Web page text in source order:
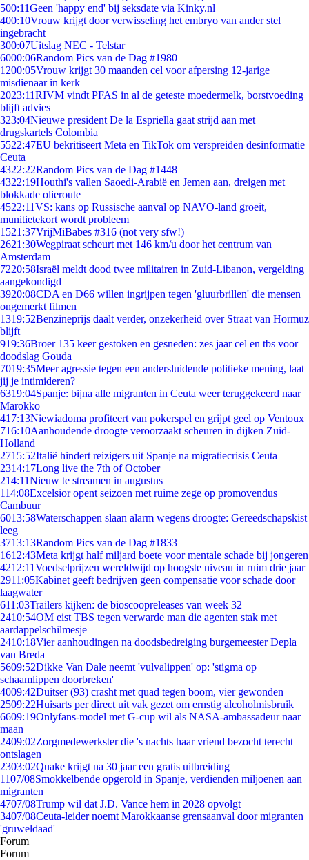
500:11Geen 'happy end' bij seksdate via Kinky.nl
400:10Vrouw krijgt door verwisseling het embryo van ander stel
ingebracht
300:07Uitslag NEC - Telstar
6000:06Random Pics van de Dag #1980
1200:05Vrouw krijgt 30 maanden cel voor afpersing 12-jarige
misdienaar in kerk
2023:11RIVM vindt PFAS in al de geteste moedermelk, borstvoeding
blijft advies
323:04Nieuwe president De la Espriella gaat strijd aan met
drugskartels Colombia
5522:47EU bekritiseert Meta en TikTok om verspreiden desinformatie
Ceuta
4322:22Random Pics van de Dag #1448
4322:19Houthi's vallen Saoedi-Arabië en Jemen aan, dreigen met
blokkade olieroute
4522:11VS: kans op Russische aanval op NAVO-land groeit,
munitietekort wordt probleem
1521:37VrijMiBabes #316 (not very sfw!)
2621:30Wegpiraat scheurt met 146 km/u door het centrum van
Amsterdam
7220:58Israël meldt dood twee militairen in Zuid-Libanon, vergelding
aangekondigd
3920:08CDA en D66 willen ingrijpen tegen 'gluurbrillen' die mensen
ongemerkt filmen
1319:52Benzineprijs daalt verder, onzekerheid over Straat van Hormuz
blijft
919:36Broer 135 keer gestoken en gesneden: zes jaar cel en tbs voor
doodslag Gouda
7019:35Meer agressie tegen een andersluidende politieke mening, laat
jij je intimideren?
6319:04Spanje: bijna alle migranten in Ceuta weer teruggekeerd naar
Marokko
417:13Niewiadoma profiteert van pokerspel en grijpt geel op Ventoux
716:10Aanhoudende droogte veroorzaakt scheuren in dijken Zuid-
Holland
2715:52Italië hindert reizigers uit Spanje na migratiecrisis Ceuta
2314:17Long live the 7th of October
214:11Nieuw te streamen in augustus
114:08Excelsior opent seizoen met ruime zege op promovendus
Cambuur
6013:58Waterschappen slaan alarm wegens droogte: Gereedschapskist
leeg
3713:13Random Pics van de Dag #1833
1612:43Meta krijgt half miljard boete voor mentale schade bij jongeren
4212:11Voedselprijzen wereldwijd op hoogste niveau in ruim drie jaar
2911:05Kabinet geeft bedrijven geen compensatie voor schade door
laagwater
611:03Trailers kijken: de bioscoopreleases van week 32
2410:54OM eist TBS tegen verwarde man die agenten stak met
aardappelschilmesje
2410:18Vier aanhoudingen na doodsbedreiging burgemeester Depla
van Breda
5609:52Dikke Van Dale neemt 'vulvalippen' op: 'stigma op
schaamlippen doorbreken'
4009:42Duitser (93) crasht met quad tegen boom, vier gewonden
2509:22Huisarts per direct uit vak gezet om ernstig alcoholmisbruik
6609:19Onlyfans-model met G-cup wil als NASA-ambassadeur naar
maan
2409:02Zorgmedewerkster die 's nachts haar vriend bezocht terecht
ontslagen
2303:02Quake krijgt na 30 jaar een gratis uitbreiding
1107/08Smokkelbende opgerold in Spanje, verdienden miljoenen aan
migranten
4707/08Trump wil dat J.D. Vance hem in 2028 opvolgt
3407/08Ceuta-leider noemt Marokkaanse grensaanval door migranten
'gruweldaad'
Forum
Forum